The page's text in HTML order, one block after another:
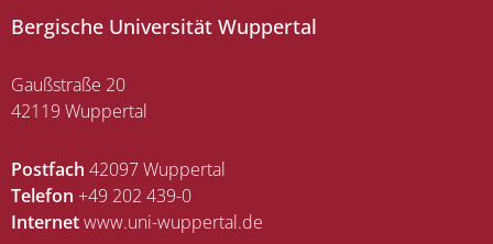
Bergische Universität Wuppertal
Gaußstraße 20
42119 Wuppertal
Postfach 42097 Wuppertal
Telefon +49 202 439-0
Internetwww.uni-wuppertal.de